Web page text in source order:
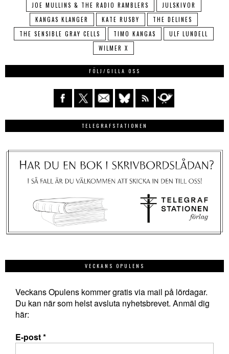
JOE MULLINS & THE RADIO RAMBLERS
JULSKIVOR
KANGAS KLANGER
KATE RUSBY
THE DELINES
THE SENSIBLE GRAY CELLS
TIMO KANGAS
ULF LUNDELL
WILMER X
FÖLJ/GILLA OSS
TELEGRAFSTATIONEN
VECKANS OPULENS
Veckans Opulens kommer gratis via mail på lördagar.
Du kan när som helst avsluta nyhetsbrevet. Anmäl dig
här:
E-post*